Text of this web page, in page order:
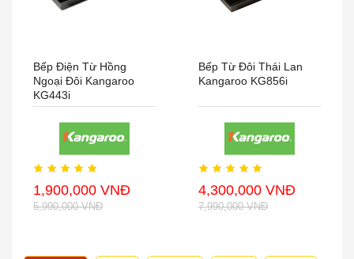
Bếp Điện Từ Hồng
Ngoại Đôi Kangaroo
KG443i
1,900,000 VNĐ
5,990,000 VNĐ
Bếp Từ Đôi Thái Lan
Kangaroo KG856i
4,300,000 VNĐ
7,990,000 VNĐ